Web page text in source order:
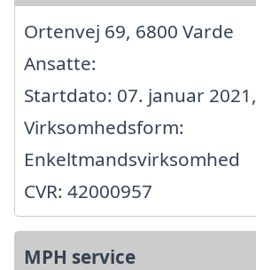
Ortenvej 69, 6800 Varde
Ansatte:
Startdato: 07. januar 2021,
Virksomhedsform:
Enkeltmandsvirksomhed
CVR: 42000957
MPH service